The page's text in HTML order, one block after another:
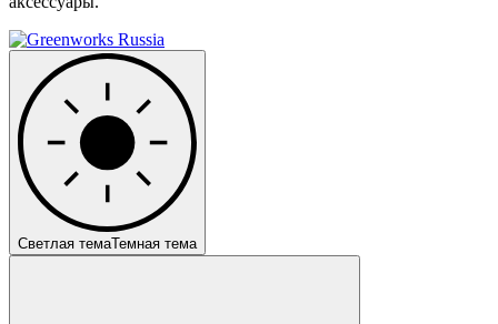
Светлая темаТемная тема